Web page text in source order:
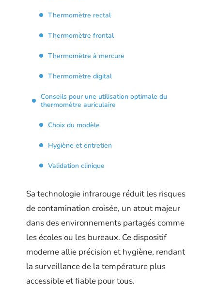
Thermomètre rectal
Thermomètre frontal
Thermomètre à mercure
Thermomètre digital
Conseils pour une utilisation optimale du
thermomètre auriculaire
Choix du modèle
Hygiène et entretien
Validation clinique
Sa technologie infrarouge réduit les risques
de contamination croisée, un atout majeur
dans des environnements partagés comme
les écoles ou les bureaux. Ce dispositif
moderne allie précision et hygiène, rendant
la surveillance de la température plus
accessible et fiable pour tous.